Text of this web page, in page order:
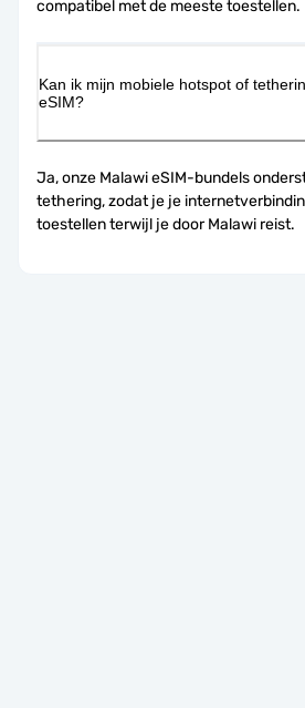
compatibel met de meeste toestellen.
Kan ik mijn mobiele hotspot of
eSIM?
Ja, onze Malawi eSIM-bundels
tethering, zodat je je
toestellen terwijl je door Malawi reist.